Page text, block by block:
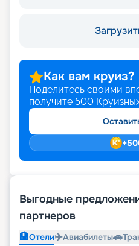
Как вам круиз?
Поделитесь своими
получите 500
+
Выгодные
партнеров
🏨Отели✈️Авиабилеты🚗